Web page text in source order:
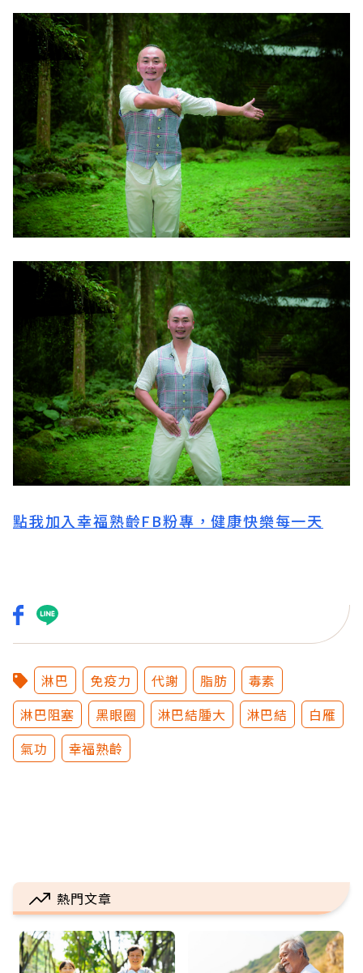
點我加入幸福熟齡FB粉專，健康快樂每一天
淋巴 免疫力 代謝 脂肪
毒素
淋巴阻塞
黑眼圈 淋巴結腫大 淋巴結
白雁
氣功
幸福熟齡
熱門文章